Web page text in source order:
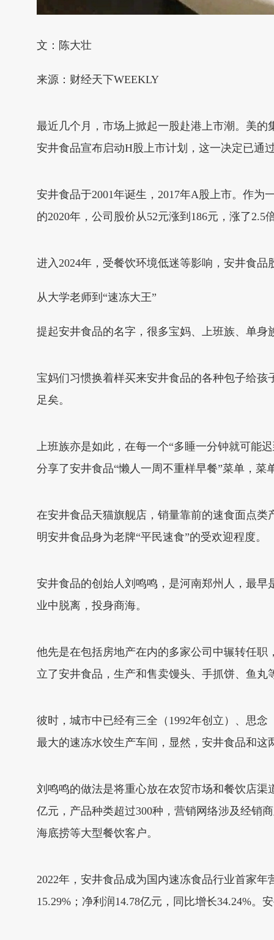
文：陈大壮
来源：财经天下WEEKLY
最近几个月，市场上掀起一股赴港上市潮。美
安井食品宣布启动H股上市计划，这一决定已通
安井食品于2001年诞生，2017年A股上市。作
的2020年，公司股价从52元涨到186元，涨了2.5
进入2024年，受餐饮环境低迷等影响，安井食
从大学老师到“速冻大王”
提起安井食品的名字，很多宝妈、上班族、单身
宝妈们习惯换着样买来安井食品的各种包子给
足矣。
上班族亦是如此，在每一个“多睡一分钟就可能
分享了安井食品“懒人一周不重样早餐”菜单，
在安井食品天猫旗舰店，销量靠前的速食面点类
明安井食品身为老牌“平民速食”的受欢迎程度。
安井食品的创始人刘鸣鸣，是河南郑州人，最
业中脱离，投身商海。
他先是在包括房地产在内的多家公司中辗转任
立了安井食品，生产和售卖馒头、手抓饼、鱼丸
彼时，城市中已经有三全（1992年创立）、思
最大的速冻水饺生产车间，显然，安井食品和这
刘鸣鸣的做法是将重心放在农贸市场和餐饮店渠
亿元，产品种类超过300种，营销网络涉及经销
海底捞等大型餐饮客户。
2022年，安井食品成为国内速冻食品行业首家
15.29%；净利润14.78亿元，同比增长34.24%